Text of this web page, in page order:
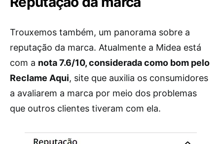
Trouxemos também, um panorama sobre a
reputação da marca. Atualmente a Midea está
com a nota 7.6/10, considerada como bom pelo
Reclame Aqui, site que auxilia os consumidores
a avaliarem a marca por meio dos problemas
que outros clientes tiveram com ela.